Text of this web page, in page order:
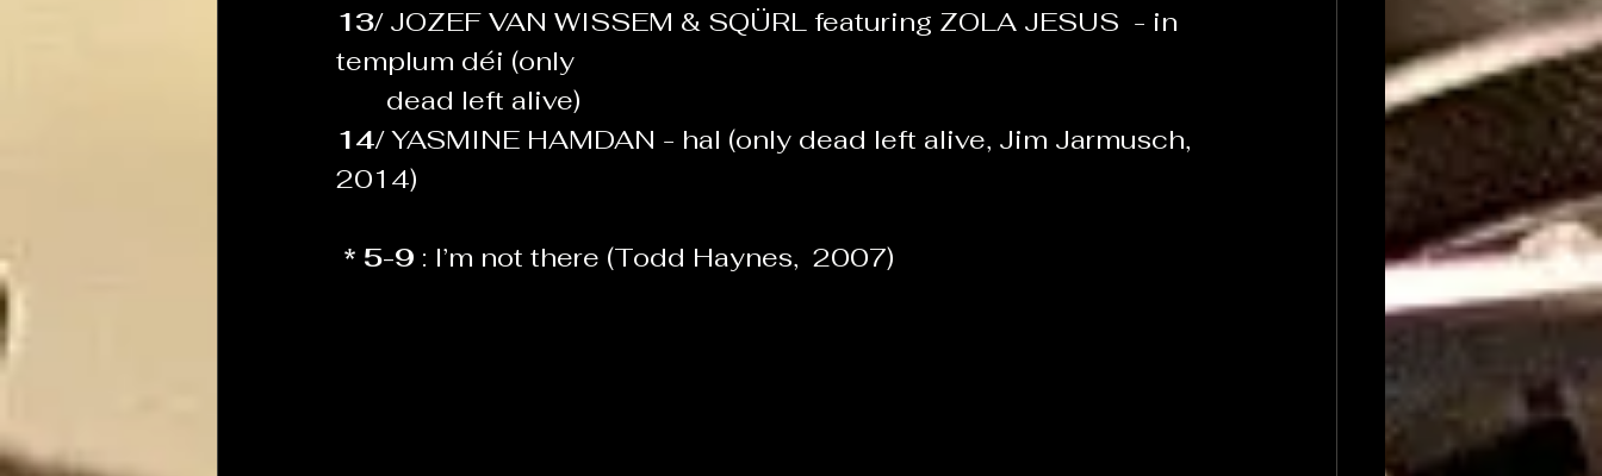
13/ JOZEF VAN WISSEM & SQÜRL featuring ZOLA JESUS  - in
templum déi (only
       dead left alive)
14/ YASMINE HAMDAN - hal (only dead left alive, Jim Jarmusch,
2014)
* 5-9 : I’m not there (Todd Haynes,  2007)